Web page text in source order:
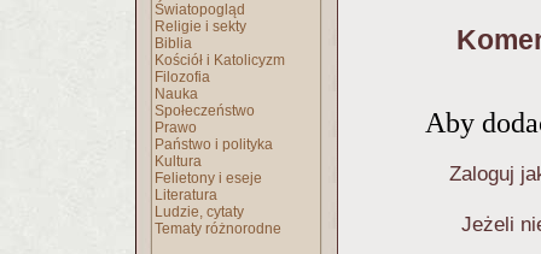
Światopogląd
Religie i sekty
Biblia
Kościół i Katolicyzm
Filozofia
Nauka
Społeczeństwo
Prawo
Państwo i polityka
Kultura
Felietony i eseje
Literatura
Ludzie, cytaty
Tematy różnorodne
Aby
Zaloguj
Jeżeli